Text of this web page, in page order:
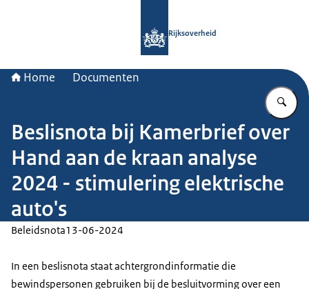
Rijksoverheid
Home Documenten
Beslisnota bij Kamerbrief over
Hand aan de kraan analyse
2024 - stimulering elektrische
auto's
Beleidsnota13-06-2024
In een beslisnota staat achtergrondinformatie die
bewindspersonen gebruiken bij de besluitvorming over een